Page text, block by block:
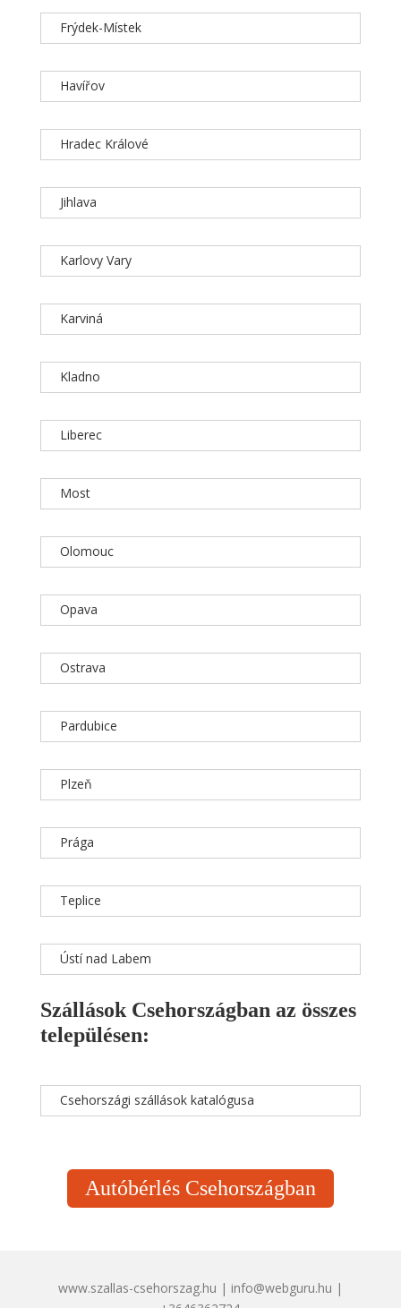
Frýdek-Místek
Havířov
Hradec Králové
Jihlava
Karlovy Vary
Karviná
Kladno
Liberec
Most
Olomouc
Opava
Ostrava
Pardubice
Plzeň
Prága
Teplice
Ústí nad Labem
Szállások Csehországban az összes
településen:
Csehországi szállások katalógusa
Autóbérlés Csehországban
www.szallas-csehorszag.hu | info@webguru.hu |